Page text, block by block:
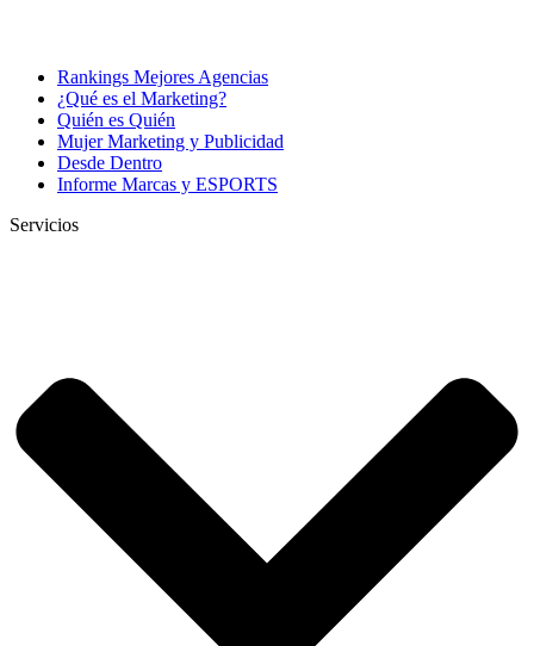
Rankings Mejores Agencias
¿Qué es el Marketing?
Quién es Quién
Mujer Marketing y Publicidad
Desde Dentro
Informe Marcas y ESPORTS
Servicios